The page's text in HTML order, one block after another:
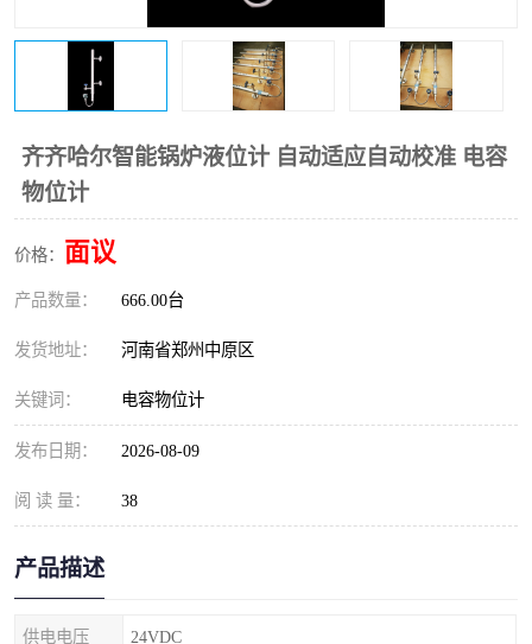
齐齐哈尔智能锅炉液位计 自动适应自动校准 电容
物位计
价格： 面议
产品数量： 666.00台
发货地址： 河南省郑州中原区
关键词： 电容物位计
发布日期： 2026-08-09
阅 读 量： 38
产品描述
供电电压 24VDC
智能锅炉水位计 电容液位计
流量仪表 加油站液位仪